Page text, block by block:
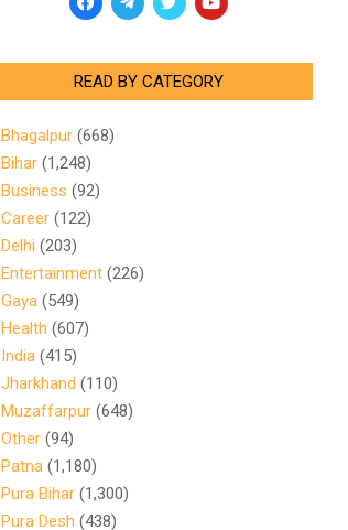
READ BY CATEGORY
Bhagalpur(668)
Bihar(1,248)
Business (92)
Career(122)
Delhi (203)
Entertainment(226)
Gaya(549)
Health (607)
India(415)
Jharkhand (110)
Muzaffarpur(648)
Other(94)
Patna(1,180)
Pura Bihar(1,300)
Pura Desh (438)